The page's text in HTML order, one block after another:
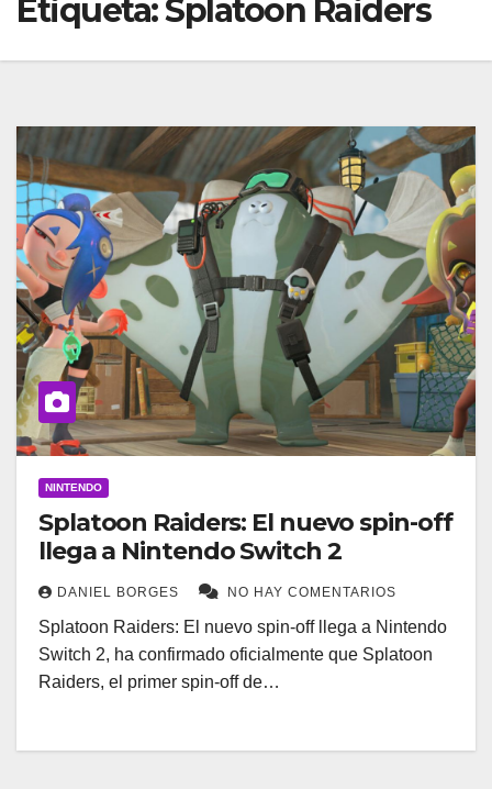
Etiqueta:Splatoon Raiders
NINTENDO
Splatoon Raiders: El nuevo spin-off
llega a Nintendo Switch 2
DANIEL BORGES NO HAY COMENTARIOS
Splatoon Raiders: El nuevo spin-off llega a Nintendo
Switch 2, ha confirmado oficialmente que Splatoon
Raiders, el primer spin-off de…